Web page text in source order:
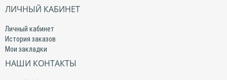
ЛИЧНЫЙ КАБИНЕТ
Личный кабинет
История заказов
Мои закладки
НАШИ КОНТАКТЫ